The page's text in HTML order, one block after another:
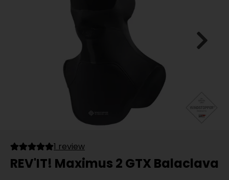
1 review
REV'IT! Maximus 2 GTX Balaclava